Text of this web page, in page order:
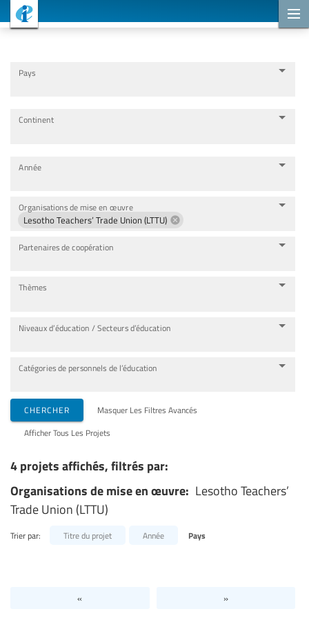
Pays
Continent
Année
Organisations de mise en œuvre
Lesotho Teachers’ Trade Union (LTTU)
Partenaires de coopération
Thèmes
Niveaux d’éducation / Secteurs d’éducation
Catégories de personnels de l’éducation
CHERCHER Masquer Les Filtres Avancés
Afficher Tous Les Projets
4 projets affichés, filtrés par:
Organisations de mise en œuvre: Lesotho Teachers’
Trade Union (LTTU)
Trier par: Titre du projet Année Pays
« »